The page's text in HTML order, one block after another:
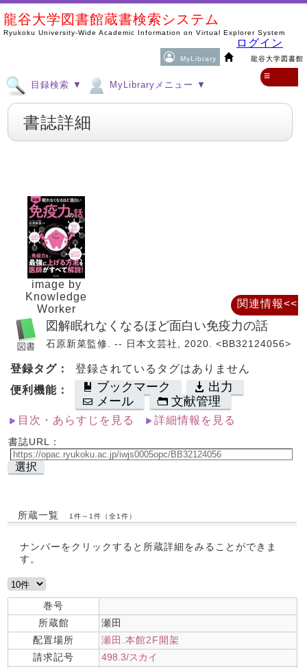
龍谷大学図書館蔵書検索システム
Ryukoku University-Wide Academic Information on Virtual Explorer System
MyLibrary 龍谷大学図書館
ログイン
目録検索 ▼ MyLibraryメニュー ▼
≡
書誌詳細
image by
Knowledge
Worker
図解眠れなくなるほど面白い免疫力の話
石原新菜監修. -- 日本文芸社, 2020. <BB32124056>
登録タグ：
登録されているタグはありません
便利機能：
ブックマーク
出力
メール
文献管理
目次・あらすじを見る 詳細情報を見る
書誌URL：
選択
所蔵一覧 1件～1件（全1件）
ナンバーをクリックすると所蔵詳細をみることができま
す。
巻号
所蔵館
瀬田
配置場所
瀬田.本館2F開架
請求記号
498.3/スカイ
関連情報<<